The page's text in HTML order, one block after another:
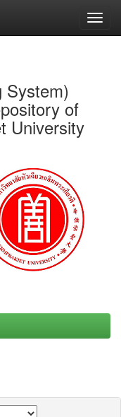
System)
of
University